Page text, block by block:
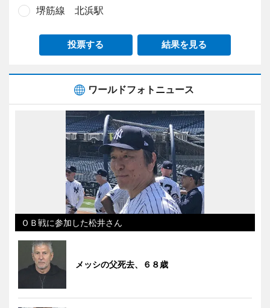
堺筋線 北浜駅
投票する 結果を見る
ワールドフォトニュース
ＯＢ戦に参加した松井さん
メッシの父死去、６８歳